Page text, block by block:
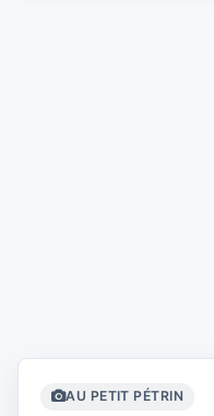
AU PETIT PÉTRIN